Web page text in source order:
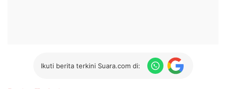
Ikuti berita terkini Suara.com di: